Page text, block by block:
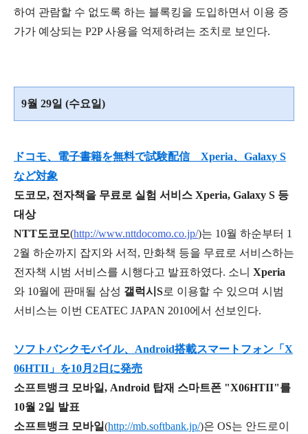
하여 관람할 수 없도록 하는 블록킹을 도입하면서 이용 증
가가 예상되는 P2P 사용을 억제하려는 조치로 보인다.
9월 29일 (수요일)
ドコモ、電子書籍を無料で試験配信 Xperia、Galaxy S
など対象
도코모, 전자책을 무료로 실험 서비스 Xperia, Galaxy S 등
대상
NTT도코모(http://www.nttdocomo.co.jp/)는 10월 하순부터 1
2월 하순까지 잡지와 서적, 만화책 등을 무료로 서비스하는
전자책 시범 서비스를 시행다고 발표하였다. 소니 Xperia
와 10월에 판매될 삼성 갤럭시S로 이용할 수 있으며 시범
서비스는 이번 CEATEC JAPAN 2010에서 선보인다.
ソフトバンクモバイル、Android搭載スマートフォン「X
06HTII」を10月2日に発売
소프트뱅크 모바일, Android 탑재 스마트폰 "X06HTII"를
10월 2일 발표
소프트뱅크 모바일(http://mb.softbank.jp/)은 OS는 안드로이